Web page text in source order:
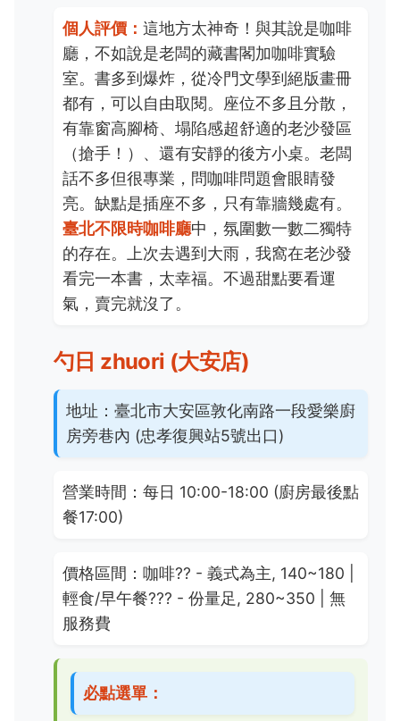
個人評價： 這地方太神奇！與其說是咖啡
廳，不如說是老闆的藏書閣加咖啡實驗
室。書多到爆炸，從冷門文學到絕版畫冊
都有，可以自由取閱。座位不多且分散，
有靠窗高腳椅、塌陷感超舒適的老沙發區
（搶手！）、還有安靜的後方小桌。老闆
話不多但很專業，問咖啡問題會眼睛發
亮。缺點是插座不多，只有靠牆幾處有。
臺北不限時咖啡廳中，氛圍數一數二獨特
的存在。上次去遇到大雨，我窩在老沙發
看完一本書，太幸福。不過甜點要看運
氣，賣完就沒了。
勺日 zhuori (大安店)
地址： 臺北市大安區敦化南路一段愛樂廚
房旁巷內 (忠孝復興站5號出口)
營業時間： 每日 10:00-18:00 (廚房最後點
餐17:00)
價格區間： 咖啡?? - 義式為主, 140~180 |
輕食/早午餐??? - 份量足, 280~350 | 無
服務費
必點選單：